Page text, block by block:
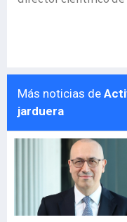
Más noticias de
jarduera